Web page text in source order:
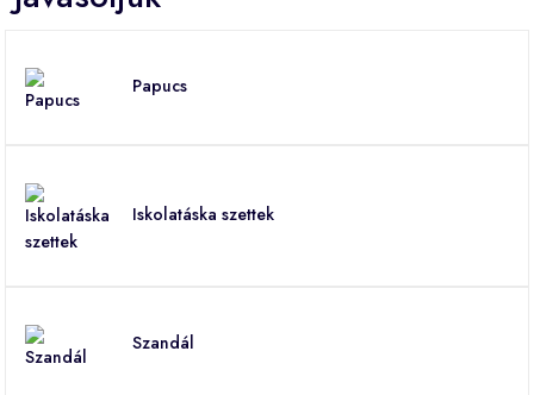
Papucs
Iskolatáska szettek
Szandál